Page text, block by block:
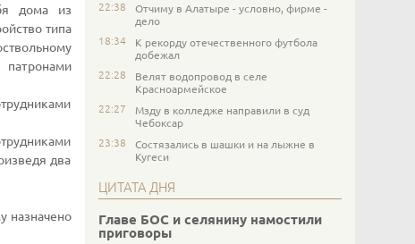
дома из
типа
два
назначено
22:38
Отчиму в Алатыре - условно, фирме -
дело
18:34
К рекорду отечественного футбола
добежал
22:28
Велят водопровод в селе
Красноармейское
22:27
Мзду в колледже направили в суд
Чебоксар
23:38
Состязались в шашки и на лыжне в
Кугеси
ЦИТАТА ДНЯ
Главе БОС и селянину намостили
приговоры